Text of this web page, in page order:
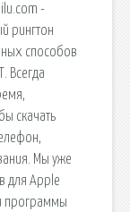
-
рингтон
способов
Всегда
скачать
Мы уже
для Apple
программы